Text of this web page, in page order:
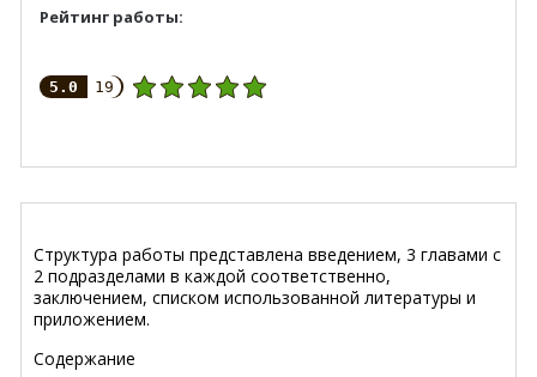
Рейтинг работы:
5.0 19
Структура работы представлена введением, 3 главами с
2 подразделами в каждой соответственно,
заключением, списком использованной литературы и
приложением.
Содержание